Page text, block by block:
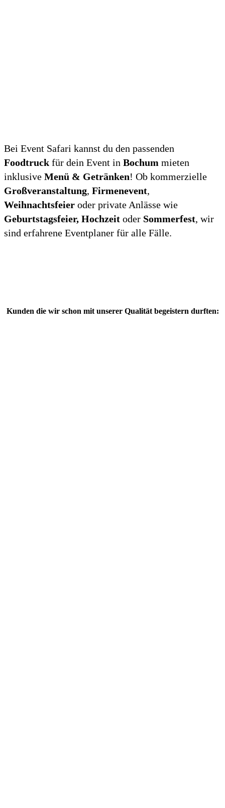
Bei Event Safari kannst du den passenden
Foodtruck für dein Event in Bochum mieten
inklusive Menü & Getränken! Ob kommerzielle
Großveranstaltung, Firmenevent,
Weihnachtsfeier oder private Anlässe wie
Geburtstagsfeier, Hochzeit oder Sommerfest, wir
sind erfahrene Eventplaner für alle Fälle.
Kunden die wir schon mit unserer Qualität begeistern durften: